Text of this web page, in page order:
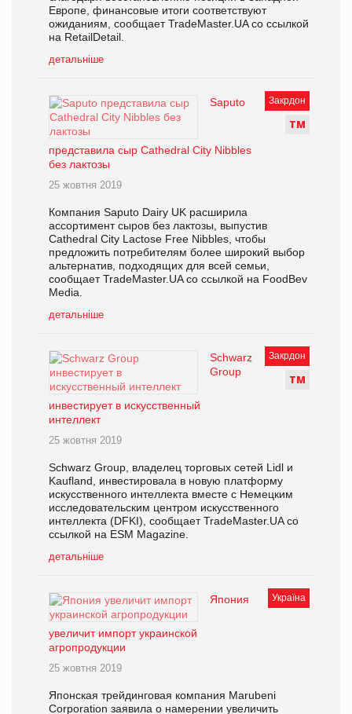
Европе, финансовые итоги соответствуют
ожиданиям, сообщает TradeMaster.UA со ссылкой
на RetailDetail.
детальніше
Закрдон
ТМ
Saputo
представила сыр Cathedral City Nibbles
без лактозы
25 жовтня 2019
Компания Saputo Dairy UK расширила
ассортимент сыров без лактозы, выпустив
Cathedral City Lactose Free Nibbles, чтобы
предложить потребителям более широкий выбор
альтернатив, подходящих для всей семьи,
сообщает TradeMaster.UA со ссылкой на FoodBev
Media.
детальніше
Закрдон
ТМ
Schwarz
Group
инвестирует в искусственный
интеллект
25 жовтня 2019
Schwarz Group, владелец торговых сетей Lidl и
Kaufland, инвестировала в новую платформу
искусственного интеллекта вместе с Немецким
исследовательским центром искусственного
интеллекта (DFKI), сообщает TradeMaster.UA со
ссылкой на ESM Magazine.
детальніше
Україна
Япония
увеличит импорт украинской
агропродукции
25 жовтня 2019
Японская трейдинговая компания Marubeni
Corporation заявила о намерении увеличить